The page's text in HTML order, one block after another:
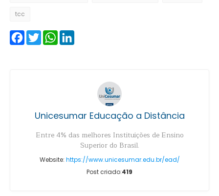
tcc
FacebookTwitterWhatsApp
Unicesumar Educação a Distância
Entre 4% das melhores Instituições de Ensino
Superior do Brasil.
Website: https://www.unicesumar.edu.br/ead/
Post criado:419